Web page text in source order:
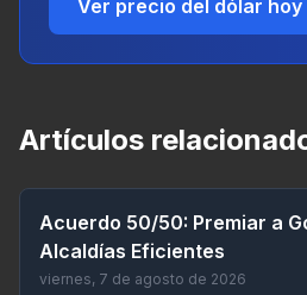
Ver precio del dólar hoy
Artículos
Acuerdo 50/50: Premiar a
Alcaldías Eficientes
viernes, 7 de agosto de 2026